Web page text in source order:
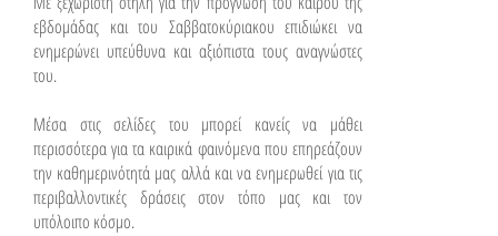
εβδομάδας και του Σαββατοκύριακου επιδιώκει να
ενημερώνει υπεύθυνα και αξιόπιστα τους αναγνώστες
του.
Μέσα στις σελίδες του μπορεί κανείς να μάθει
περισσότερα για τα καιρικά φαινόμενα που επηρεάζουν
την καθημερινότητά μας αλλά και να ενημερωθεί για τις
περιβαλλοντικές δράσεις στον τόπο μας και τον
υπόλοιπο κόσμο.